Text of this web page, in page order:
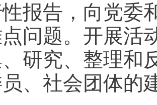
报告，向党委
问题。开展活
研究、整理和
、社会团体的